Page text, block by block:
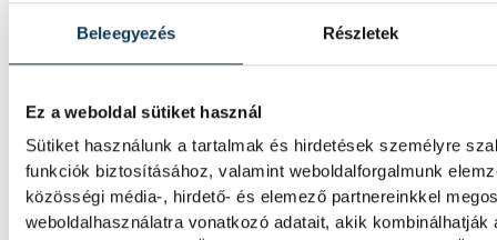
Beleegyezés Részletek
Ez a weboldal sütiket használ
Sütiket használunk a tartalmak és hirdetések személyre
funkciók biztosításához, valamint weboldalforgalmunk
közösségi média-, hirdető- és elemező partnereinkkel
weboldalhasználatra vonatkozó adatait, akik
Lekapcsolják Veszprém
elzárják a szökőkutakat
A kormány energiatakarékossági
Veszprém városa és Veszprémi
a veszprémi épületek és nevezetességek